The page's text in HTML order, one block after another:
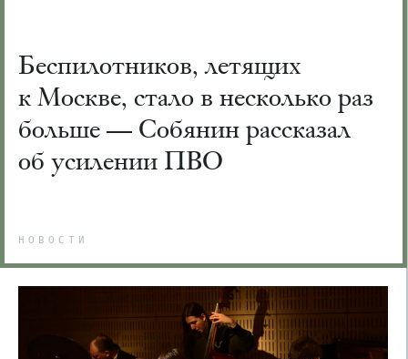
Беспилотников, летящих
к Москве, стало в несколько раз
больше — Собянин рассказал
об усилении ПВО
НОВОСТИ